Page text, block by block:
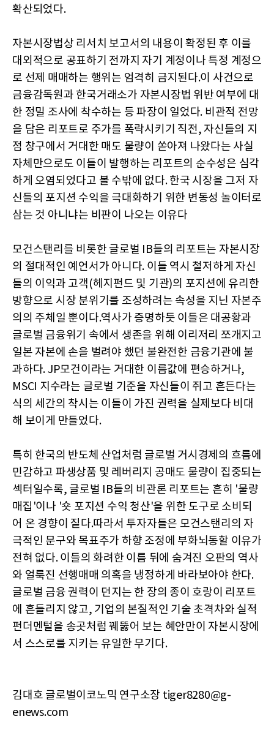
확산되었다.
자본시장법상 리서치 보고서의 내용이 확정된 후 이를
대외적으로 공표하기 전까지 자기 계정이나 특정 계정으
로 선제 매매하는 행위는 엄격히 금지된다.이 사건으로
금융감독원과 한국거래소가 자본시장법 위반 여부에 대
한 정밀 조사에 착수하는 등 파장이 일었다. 비관적 전망
을 담은 리포트로 주가를 폭락시키기 직전, 자신들의 지
점 창구에서 거대한 매도 물량이 쏟아져 나왔다는 사실
자체만으로도 이들이 발행하는 리포트의 순수성은 심각
하게 오염되었다고 볼 수밖에 없다. 한국 시장을 그저 자
신들의 포지션 수익을 극대화하기 위한 변동성 놀이터로
삼는 것 아니냐는 비판이 나오는 이유다
모건스탠리를 비롯한 글로벌 IB들의 리포트는 자본시장
의 절대적인 예언서가 아니다. 이들 역시 철저하게 자신
들의 이익과 고객(헤지펀드 및 기관)의 포지션에 유리한
방향으로 시장 분위기를 조성하려는 속성을 지닌 자본주
의의 주체일 뿐이다.역사가 증명하듯 이들은 대공황과
글로벌 금융위기 속에서 생존을 위해 이리저리 쪼개지고
일본 자본에 손을 벌려야 했던 불완전한 금융기관에 불
과하다. JP모건이라는 거대한 이름값에 편승하거나,
MSCI 지수라는 글로벌 기준을 자신들이 쥐고 흔든다는
식의 세간의 착시는 이들이 가진 권력을 실제보다 비대
해 보이게 만들었다.
특히 한국의 반도체 산업처럼 글로벌 거시경제의 흐름에
민감하고 파생상품 및 레버리지 공매도 물량이 집중되는
섹터일수록, 글로벌 IB들의 비관론 리포트는 흔히 '물량
매집'이나 '숏 포지션 수익 청산'을 위한 도구로 소비되
어 온 경향이 짙다.따라서 투자자들은 모건스탠리의 자
극적인 문구와 목표주가 하향 조정에 부화뇌동할 이유가
전혀 없다. 이들의 화려한 이름 뒤에 숨겨진 오판의 역사
와 얼룩진 선행매매 의혹을 냉정하게 바라보아야 한다.
글로벌 금융 권력이 던지는 한 장의 종이 호랑이 리포트
에 흔들리지 않고, 기업의 본질적인 기술 초격차와 실적
펀더멘털을 송곳처럼 꿰뚫어 보는 혜안만이 자본시장에
서 스스로를 지키는 유일한 무기다.
김대호 글로벌이코노믹 연구소장 tiger8280@g-
enews.com